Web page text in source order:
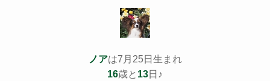
ノアは7月25日生まれ
16歳と 13日♪